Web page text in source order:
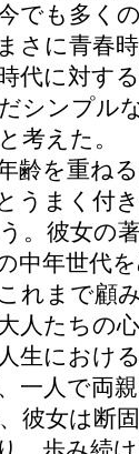
でも多く
さに青春
代に対す
シンプル
考えた。
齢を重ね
うまく付
。彼女の著
中年世代
れまで顧
人たちの
生におけ
一人で両
彼女は断